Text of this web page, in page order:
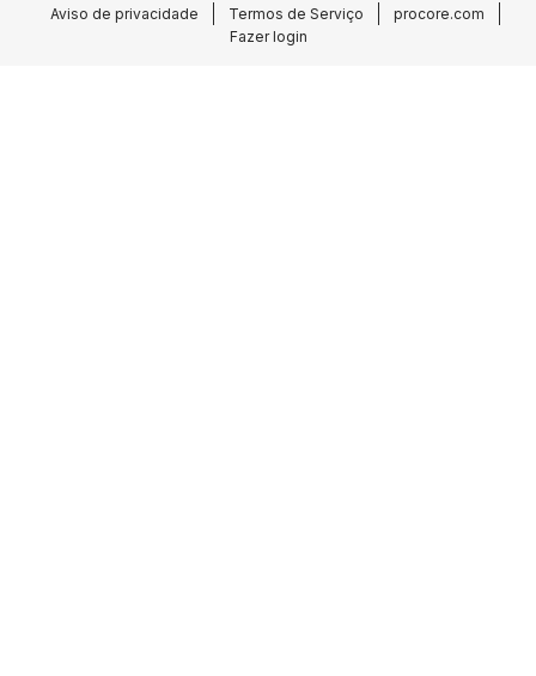
Aviso de privacidade Termos de Serviço
procore.com
Fazer login